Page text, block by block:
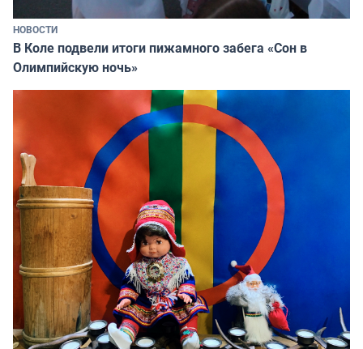
НОВОСТИ
В Коле подвели итоги пижамного забега «Сон в
Олимпийскую ночь»